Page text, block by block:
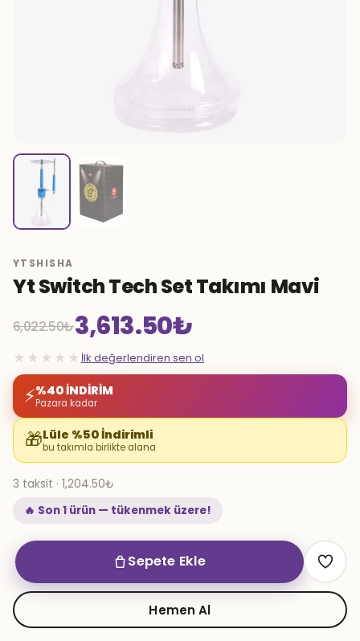
YTSHISHA
Yt Switch Tech Set Takımı Mavi
6,022.50₺
Orijinal
fiyat:
6,022.50₺.
3,613.50₺
Şu
andaki
fiyat:
3,613.50₺.
★★★★★ İlk değerlendiren sen ol
⚡%40 İNDİRİM
Pazara kadar
🎁Lüle %50 İndirimli
bu takımla birlikte alana
3 taksit · 1,204.50₺
🔥 Son 1 ürün — tükenmek üzere!
Yt
Switch
Tech
Set
Sepete Ekle
Hemen Al